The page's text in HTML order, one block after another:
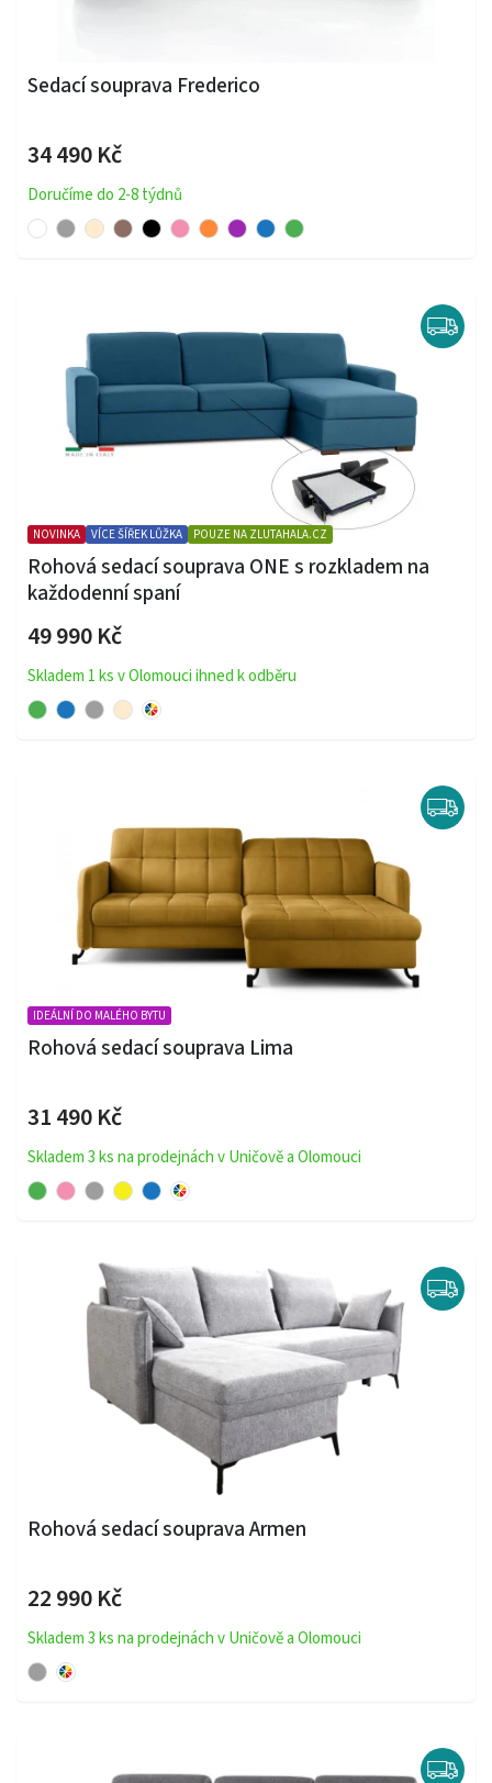
Sedací souprava Frederico
34 490 Kč
Doručíme do 2-8 týdnů
NOVINKA VÍCE ŠÍŘEK LŮŽKA POUZE NA ZLUTAHALA.CZ
Rohová sedací souprava ONE s rozkladem na
každodenní spaní
49 990 Kč
Skladem 1 ks v Olomouci ihned k odběru
IDEÁLNÍ DO MALÉHO BYTU
Rohová sedací souprava Lima
31 490 Kč
Skladem 3 ks na prodejnách v Uničově a Olomouci
Rohová sedací souprava Armen
22 990 Kč
Skladem 3 ks na prodejnách v Uničově a Olomouci